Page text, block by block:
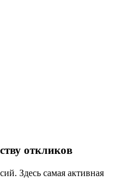
откликов
. Здесь самая активная